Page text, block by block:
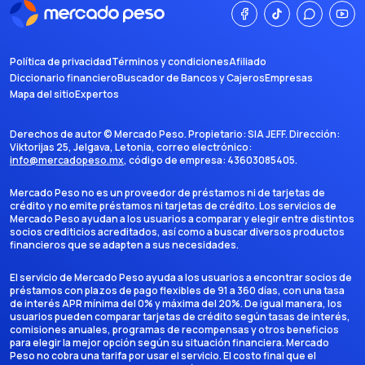
5,000 UDF
Garantía extendida. Duplica la garantía original del fabricante o de
por evento y hasta por 400 USD por año.
Política de privacidadTérminos y condicionesAfiliado
Diccionario financieroBuscador de Bancos y CajerosEmpresas
Mapa del sitioExpertos
Derechos de autor ©Mercado Peso. Propietario:SIA JEFF. Dirección:
Viktorijas 25, Jelgava, Letonia, correo electrónico:
info@mercadopeso.mx, código de empresa: 43603085405.
Mercado Peso no es un proveedor de préstamos ni de tarjetas de
crédito y no emite préstamos ni tarjetas de crédito. Los servicios de
Mercado Peso ayudan a los usuarios a comparar y elegir entre distintos
socios crediticios acreditados, así como a buscar diversos productos
financieros que se adapten a sus necesidades.
El servicio de Mercado Peso ayuda a los usuarios a encontrar socios de
préstamos con plazos de pago flexibles de 91 a 360 días, con una tasa
de interés APR mínima del 0% y máxima del 20%. De igual manera, los
usuarios pueden comparar tarjetas de crédito según tasas de interés,
comisiones anuales, programas de recompensas y otros beneficios
para elegir la mejor opción según su situación financiera. Mercado
Peso no cobra una tarifa por usar el servicio. El costo final que el